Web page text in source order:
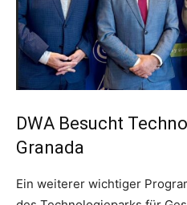
DWA Besucht
Granada
Ein weiterer wichtiger